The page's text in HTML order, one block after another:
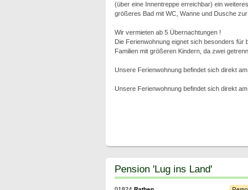
(über eine Innentreppe erreichbar) ein
größeres Bad mit WC, Wanne und Dusche zur
Wir vermieten ab 5 Übernachtungen !
Die Ferienwohnung eignet sich besonders für
Familien mit größeren Kindern, da zwei
Unsere Ferienwohnung befindet sich direkt am
Unsere Ferienwohnung befindet sich direkt am
Pension 'Lug ins Land'